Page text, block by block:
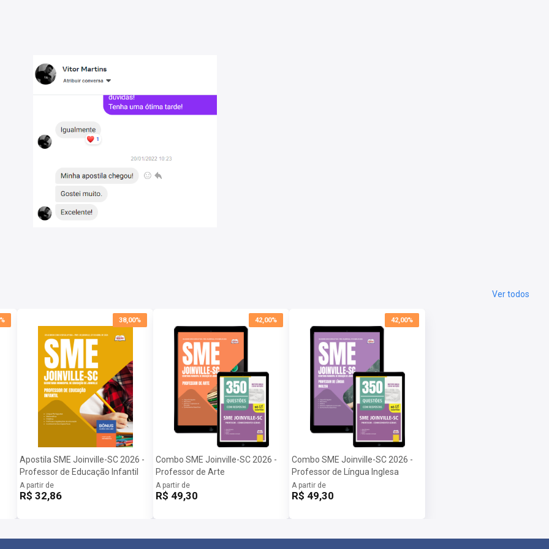
públicos;
Ver todos
38,00%
Apostila SME Joinville-SC 2026 -
Professor de Educação Infantil
A partir de
R$ 32,86
42,00%
Combo SME Joinville-SC 2026 -
Professor de Arte
A partir de
R$ 49,30
42,00%
Combo SME Joinville-SC 2026 -
Professor de Língua Inglesa
A partir de
R$ 49,30